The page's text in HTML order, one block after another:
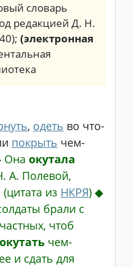
словарь
редакцией Д. Н.
(электронная
, одеть во что-
покрыть чем-
Она окутала
А. Полевой,
(цитата из НКРЯ) ◆
брали с
чтоб
окутать чем-
и сдать для